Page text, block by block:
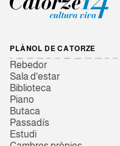
PLÀNOL DE CATORZE
Rebedor
Sala d'estar
Biblioteca
Piano
Butaca
Passadís
Estudi